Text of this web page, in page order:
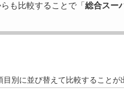
も比較することで「総合スー
別に並び替えて比較することが